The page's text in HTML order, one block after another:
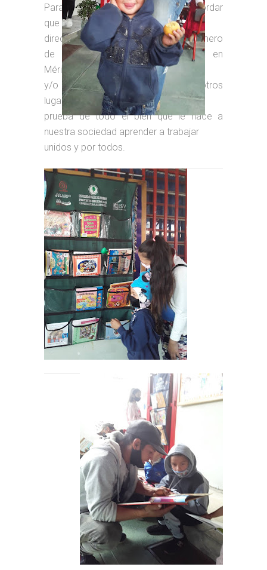
Para hacerla posible, es bueno recordar
que contamos con la intervención
directa o indirecta de un amplio número
de organizaciones que hacen vida en
Mérida
y/o apoyan sus programas desde otros
lugares. De modo que no existe mejor
prueba de todo el bien que le hace a
nuestra sociedad aprender a trabajar
unidos y por todos.